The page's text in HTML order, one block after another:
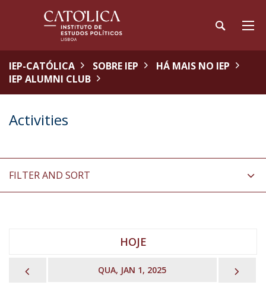
IEP-CATÓLICA SOBRE IEP
HÁ MAIS NO IEP
IEP ALUMNI CLUB
Activities
FILTER AND SORT
HOJE
QUA, JAN 1, 2025